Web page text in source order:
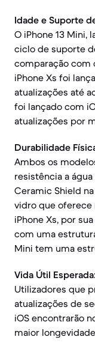
Idade e Suporte
O iPhone 13 Mini,
ciclo de suporte
comparação com
iPhone Xs foi
atualizações até
foi lançado com
atualizações por
Durabilidade
Ambos os
resistência a
Ceramic Shield
vidro que oferece
iPhone Xs, por
com uma
Mini tem uma
Vida Útil Esperada:
Utilizadores que
atualizações de
iOS encontrarão
maior